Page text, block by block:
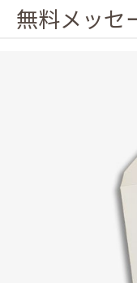
無料メッセ